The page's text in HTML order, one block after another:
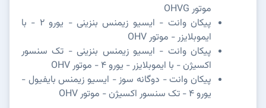
موتور OHVG
پیکان وانت - ایسیو زیمنس بنزینی - یورو 2 - با
ایموبلایزر - موتور OHV
پیکان وانت - ایسیو زیمنس بنزینی - تک سنسور
اکسیژن - با ایموبلایزر - یورو 4 - موتور OHV
پیکان وانت - دوگانه سوز - ایسیو زیمنس بایفیول -
یورو 4 - تک سنسور اکسیژن - موتور OHV